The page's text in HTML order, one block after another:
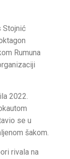
Stojnić
Rumuna
2022.
se u
šakom.
rivala na